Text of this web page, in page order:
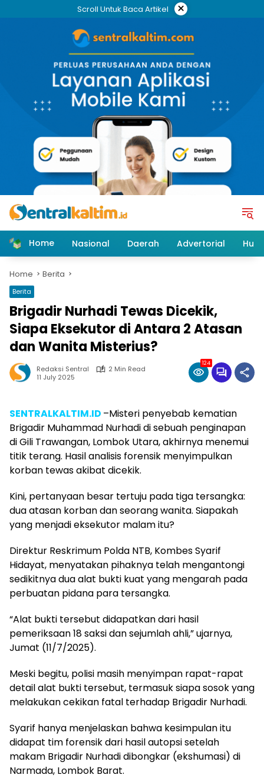
Scroll Untuk Baca Artikel ×
Home Nasional Daerah Advertorial
Home Berita
Berita
Brigadir Nurhadi Tewas Dicekik,
Siapa Eksekutor di Antara 2 Atasan
dan Wanita Misterius?
Redaksi Sentral
2 Min Read
11 July 2025
124
SENTRALKALTIM.ID –Misteri penyebab kematian
Brigadir Muhammad Nurhadi di sebuah penginapan
di Gili Trawangan, Lombok Utara, akhirnya menemui
titik terang. Hasil analisis forensik menyimpulkan
korban tewas akibat dicekik.
Kini, pertanyaan besar tertuju pada tiga tersangka:
dua atasan korban dan seorang wanita. Siapakah
yang menjadi eksekutor malam itu?
Direktur Reskrimum Polda NTB, Kombes Syarif
Hidayat, menyatakan pihaknya telah mengantongi
sedikitnya dua alat bukti kuat yang mengarah pada
perbuatan pidana para tersangka.
“Alat bukti tersebut didapatkan dari hasil
pemeriksaan 18 saksi dan sejumlah ahli,” ujarnya,
Jumat (11/7/2025).
Meski begitu, polisi masih menyimpan rapat-rapat
detail alat bukti tersebut, termasuk siapa sosok yang
melakukan cekikan fatal terhadap Brigadir Nurhadi.
Syarif hanya menjelaskan bahwa kesimpulan itu
didapat tim forensik dari hasil autopsi setelah
makam Brigadir Nurhadi dibongkar (ekshumasi) di
Narmada, Lombok Barat.